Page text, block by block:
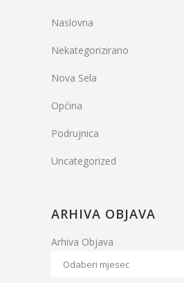
Naslovna
Nekategorizirano
Nova Sela
Općina
Podrujnica
Uncategorized
ARHIVA OBJAVA
Arhiva Objava